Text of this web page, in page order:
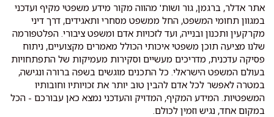
אתר אדלר, ברגמן, גור ושות' מהווה מקור מידע משפטי מקיף ועדכני
במגוון תחומי המשפט, החל ממשפט מסחרי ותאגידים, דרך דיני
מקרקעין ותכנון ובנייה, ועד לזכויות אדם ומשפט ציבורי. הפלטפורמה
שלנו מציעה תוכן משפטי איכותי הכולל מאמרים מקצועיים, ניתוח
פסיקה עדכנית, מדריכים מעשיים וסקירות מעמיקות של התפתחויות
בעולם המשפט הישראלי. כל התכנים מוגשים בשפה ברורה ונגישה,
במטרה לאפשר לכל אדם להבין טוב יותר את זכויותיו וחובותיו
המשפטיות. המידע המקיף, המדויק והעדכני נמצא כאן עבורכם - הכל
במקום אחד, נגיש וזמין לכולם.